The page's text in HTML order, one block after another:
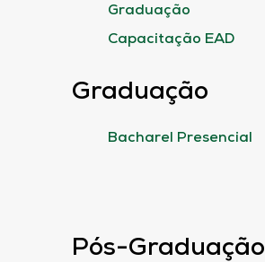
Graduação
Capacitação EAD
Graduação
Bacharel Presencial
Pós-Graduação